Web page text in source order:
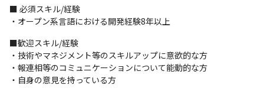
■ 必須スキル/経験
・オープン系言語における開発経験8年以上
■歓迎スキル/経験
・技術やマネジメント等のスキルアップに意欲的な方
・報連相等のコミュニケーションについて能動的な方
・自身の意見を持っている方